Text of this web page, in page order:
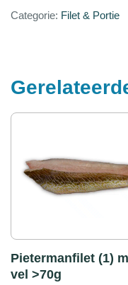
Categorie: Filet & Portie
Pietermanfilet (1)
vel >70g